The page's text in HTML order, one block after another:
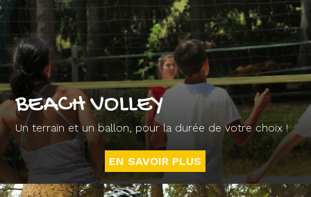
BEACH VOLLEY
Un terrain et un ballon, pour la durée de votre choix !
EN SAVOIR PLUS